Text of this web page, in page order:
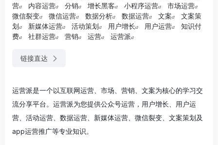
营
内容运营 分销 增长黑客 小程序运营
市场运营
微信裂变
微信运营 数据分析 数据运营 文案
文案策
划
新媒体运营 活动策划 用户增长 用户运营
知识付
费
社群运营 营销 运营 运营派
链接直达
运营派是一个以互联网运营、市场、营销、文案为核心的学习交
流分享平台。运营派为您提供公众号运营，用户增长、用户运
营、活动运营、数据运营、新媒体运营、微信裂变、文案策划及
app运营推广等专业知识。